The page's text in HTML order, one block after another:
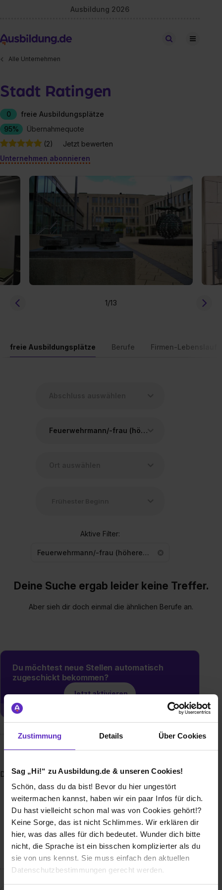
Zustimmung Details Über Cookies
Sag „Hi!“ zu Ausbildung.de & unseren Cookies!
Schön, dass du da bist! Bevor du hier ungestört
weitermachen kannst, haben wir ein paar Infos für dich.
Du hast vielleicht schon mal was von Cookies gehört!?
Keine Sorge, das ist nicht Schlimmes. Wir erklären dir
hier, was das alles für dich bedeutet. Wunder dich bitte
nicht, die Sprache ist ein bisschen komplizierter als du
sie von uns kennst. Sie muss einfach den aktuellen
Datenschutzbestimmungen gerecht werden.
Ausbildung 2026
Stellen finden
Alle Unternehmen
Stadt Ratingen
0
freie Ausbildungsplätze
95%
Übernahmequote
(2)
Jetzt bewerten
Unternehmen abonnieren
1/13
freie Ausbildungsplätze Berufe Firmen-Lebenslauf
Feuerwehrmann/-frau (höherer Dienst)
Aktive Filter:
Feuerwehrmann/-frau (höherer Dienst)
Deine Suche ergab leider keine Treffer.
Aber sieh dir doch einmal die ähnlichen Berufe an.
Du möchtest neue Stellen automatisch
zugeschickt bekommen?
Jetzt aktivieren
Die Stadt Ratingen ist mit rund 92.000 Einwohnern die größte
Stadt im Kreis Mettmann. Ratingen hat viel zu bieten: eine
Altstadt mit historischem Flair, eine landschaftlich schöne
Lage zwischen Rhein und Ruhr, attraktive Kultur- und
Freizeitangebote in der Stadt selbst und in den
benachbarten Großstädten, hervorragende
Verkehrsverbindungen und eine moderne Infrastruktur –
kurz: ein hohes Maß an Lebensqualität.